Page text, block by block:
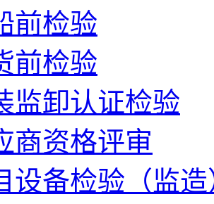
前检验
前检验
监卸认证检验
商资格评审
设备检验（监造